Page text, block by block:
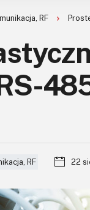
RF
RF 22